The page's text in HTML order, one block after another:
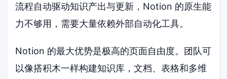
流程自动驱动知识产出与更新，Notion 的原生能
力不够用，需要大量依赖外部自动化工具。
Notion 的最大优势是极高的页面自由度。团队可
以像搭积木一样构建知识库，文档、表格和多维